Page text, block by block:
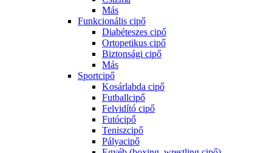
Más
Funkcionális cipő
Diabéteszes cipő
Ortopetikus cipő
Biztonsági cipő
Más
Sportcipő
Kosárlabda cipő
Futballcipő
Felvidító cipő
Futócipő
Teniszcipő
Pályacipő